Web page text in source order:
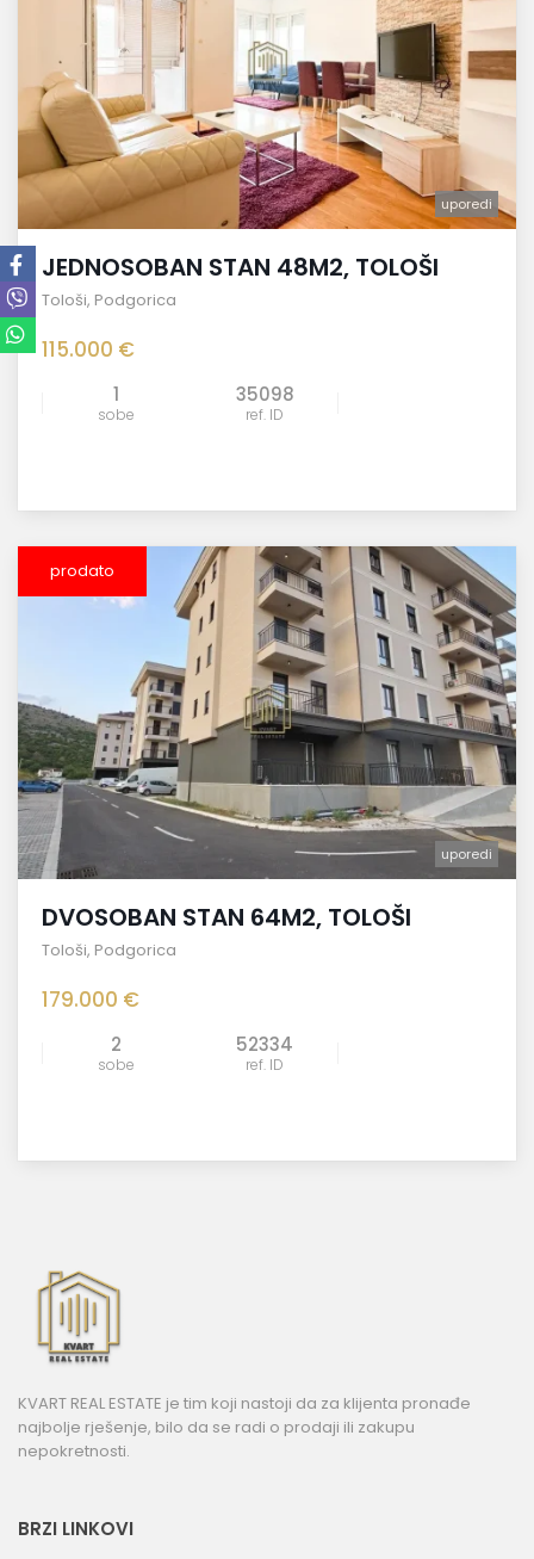
uporedi
JEDNOSOBAN STAN 48M2, TOLOŠI
Tološi, Podgorica
115.000 €
1
sobe
35098
ref. ID
prodato
uporedi
DVOSOBAN STAN 64M2, TOLOŠI
Tološi, Podgorica
179.000 €
2
sobe
52334
ref. ID
KVART REAL ESTATE je tim koji nastoji da za klijenta pronađe
najbolje rješenje, bilo da se radi o prodaji ili zakupu
nepokretnosti.
BRZI LINKOVI